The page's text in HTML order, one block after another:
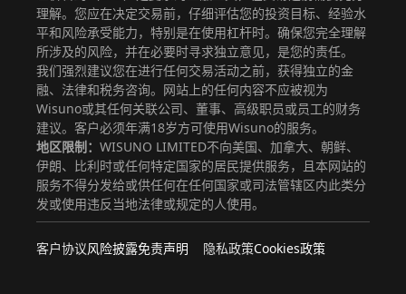
理解。您应在决定交易前，仔细评估您的投资目标、经验水
平和风险承受能力，特别是在使用杠杆时。确保您完全理解
所涉及的风险，并在必要时寻求独立意见，是您的责任。
我们强烈建议您在进行任何交易活动之前，获得独立的金
融、法律和税务咨询。网站上的任何内容不应被视为
Wisuno或其任何关联公司、董事、高级职员或员工的财务
建议。客户必须年满18岁方可使用Wisuno的服务。
地区限制： WISUNO LIMITED不向美国、加拿大、朝鲜、
伊朗、比利时或任何特定国家的居民提供服务，且本网站的
服务不得分发给或供任何在任何国家或司法管辖区内此类分
发或使用违反当地法律或规定的人使用。
客户协议风险披露免责声明 隐私政策Cookies政策